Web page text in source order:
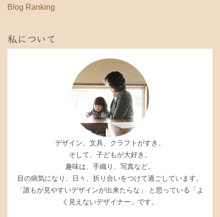
Blog Ranking
私について
デザイン、文具、クラフトがすき。
そして、子どもが大好き。
趣味は、手織り、写真など。
目の病気になり、日々、折り合いをつけて過ごしています。
「誰もが見やすいデザインが出来たらな」 と思っている「よ
く見えないデザイナー」です。